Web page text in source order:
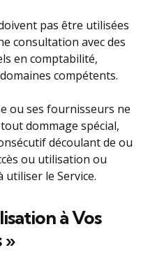
pas être utilisées
consultation avec des
en comptabilité,
compétents.
ou ses fournisseurs ne
dommage spécial,
découlant de ou
ou utilisation ou
utiliser le Service.
à Vos
»